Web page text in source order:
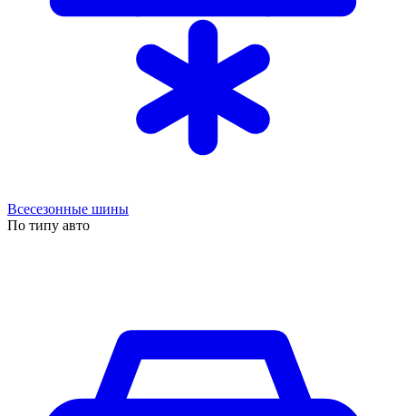
Всесезонные шины
По типу авто